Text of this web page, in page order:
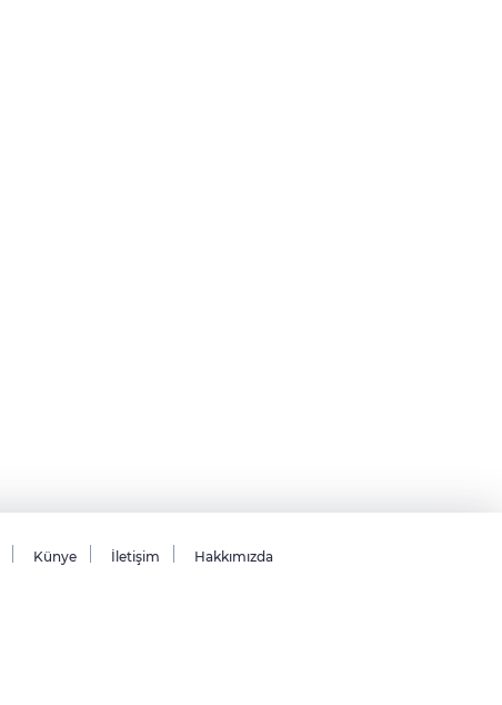
Künye İletişim Hakkımızda